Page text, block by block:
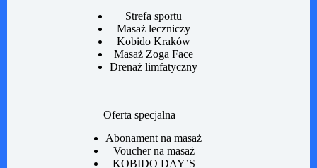
Strefa sportu
Masaż leczniczy
Kobido Kraków
Masaż Zoga Face
Drenaż limfatyczny
Oferta specjalna
Abonament na masaż
Voucher na masaż
KOBIDO DAY’S